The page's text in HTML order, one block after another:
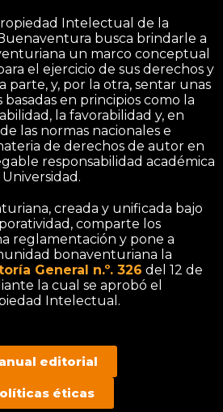
Intelectual de la
busca brindarle a
un marco conceptual
el ejercicio de sus derechos y
parte, y, por la otra, sentar unas
en principios como la
la favorabilidad y, en
las normas nacionales e
de derechos de autor en
responsabilidad académica
creada y unificada bajo
comparte los
reglamentación y pone a
bonaventuriana la
General n.º. 326 del 12 de
la cual se aprobó el
Intelectual.
editorial
éticas